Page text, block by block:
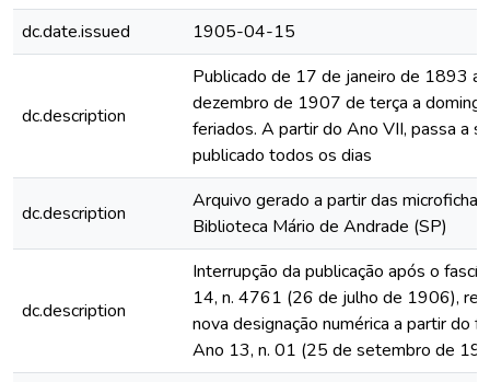
dc.date.issued
1905-04-15
dc.description
Publicado de 17 de janeiro de 1893 a
dezembro de 1907 de terça a
feriados. A partir do Ano VII, passa a
publicado todos os dias
dc.description
Arquivo gerado a partir das
Biblioteca Mário de Andrade (SP)
dc.description
Interrupção da publicação após o
14, n. 4761 (26 de julho de 1906),
nova designação numérica a partir do
Ano 13, n. 01 (25 de setembro de